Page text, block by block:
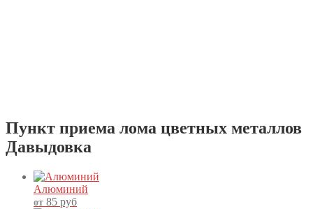
Пункт приема лома цветных металлов
Давыдовка
Алюминий
от 85 руб